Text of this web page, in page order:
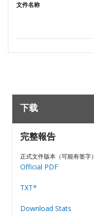
文件名称
下载
完整報告
正式文件版本（可能有签字）
Official PDF
TXT*
Download Stats